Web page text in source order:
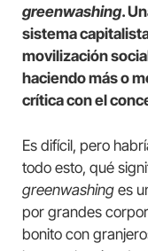
greenwashing.
sistema
movilización
haciendo más o
crítica con el
Es difícil, pero
todo esto, qué
greenwashing es
por grandes
bonito con